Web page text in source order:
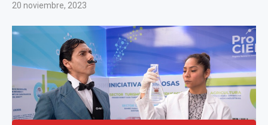
20 noviembre, 2023